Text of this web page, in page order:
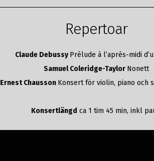
Repertoar
Claude DebussyPrélude à l’après-midi
Samuel Coleridge-Taylor Nonett
Ernest Chausson Konsert för violin, piano och
Konsertlängd ca 1 tim 45 min, inkl